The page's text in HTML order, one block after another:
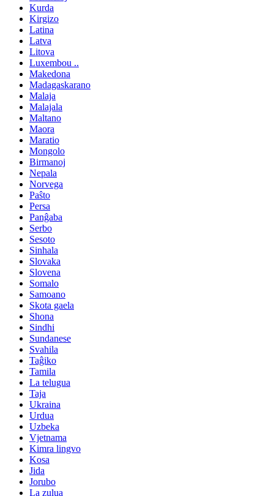
Kurda
Kirgizo
Latina
Latva
Litova
Luxembou ..
Makedona
Madagaskarano
Malaja
Malajala
Maltano
Maora
Maratio
Mongolo
Birmanoj
Nepala
Norvega
Paŝto
Persa
Panĝaba
Serbo
Sesoto
Sinhala
Slovaka
Slovena
Somalo
Samoano
Skota gaela
Shona
Sindhi
Sundanese
Svahila
Taĝiko
Tamila
La telugua
Taja
Ukraina
Urdua
Uzbeka
Vjetnama
Kimra lingvo
Kosa
Jida
Jorubo
La zulua